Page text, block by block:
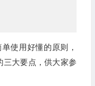
使用好懂的原则，
三大要点，供大家参